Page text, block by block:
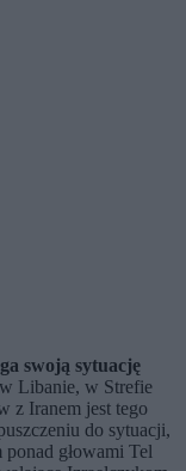
swoją sytuację
Libanie, w Strefie
z Iranem jest tego
do sytuacji,
głowami Tel